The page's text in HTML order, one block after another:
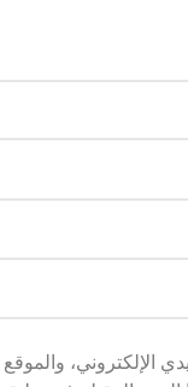
الإلكتروني، والموقع